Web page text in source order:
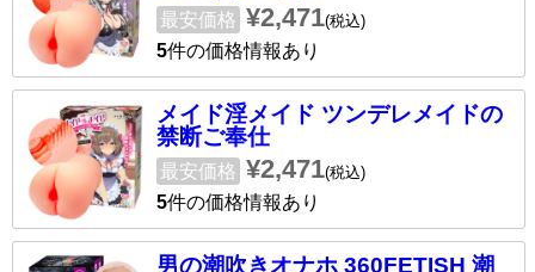
最安価格 ¥2,471(税込)
5件の価格情報あり
メイド淫メイド ツンデレメイドの
禁断ご奉仕
最安価格 ¥2,471(税込)
5件の価格情報あり
男の潮吹きオナホ 360FETISH 潮